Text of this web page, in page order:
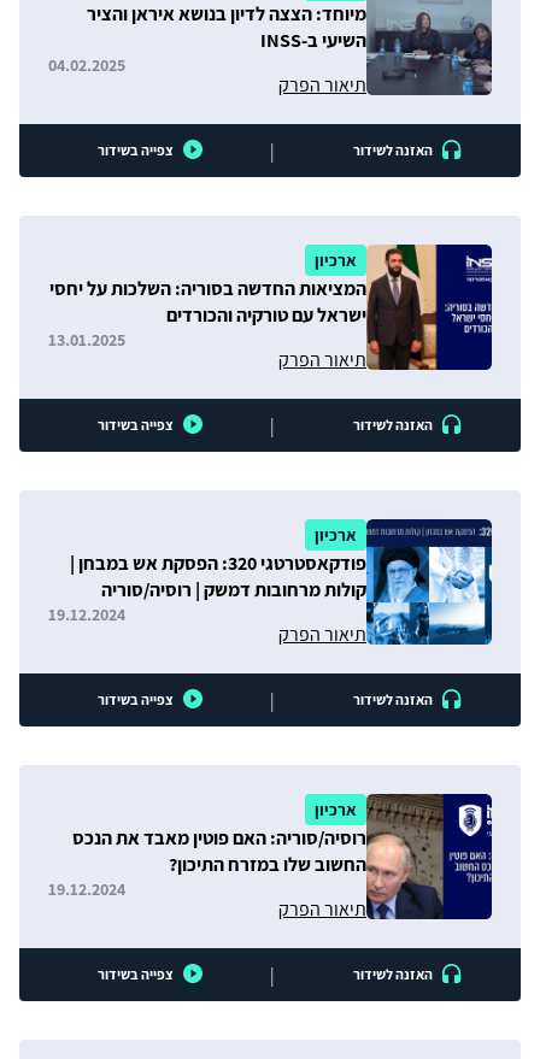
מיוחד: הצצה לדיון בנושא איראן והציר
השיעי ב-INSS
תיאור הפרק
04.02.2025
האזנה לשידור צפייה בשידור
ארכיון
המציאות החדשה בסוריה: השלכות על יחסי
ישראל עם טורקיה והכורדים
תיאור הפרק
13.01.2025
האזנה לשידור צפייה בשידור
ארכיון
פודקאסטרטגי 320: הפסקת אש במבחן |
קולות מרחובות דמשק | רוסיה/סוריה
תיאור הפרק
19.12.2024
האזנה לשידור צפייה בשידור
ארכיון
רוסיה/סוריה: האם פוטין מאבד את הנכס
החשוב שלו במזרח התיכון?
תיאור הפרק
19.12.2024
האזנה לשידור צפייה בשידור